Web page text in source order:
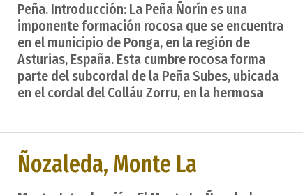
Peña. Introducción: La Peña Ñorín es una
imponente formación rocosa que se encuentra
en el municipio de Ponga, en la región de
Asturias, España. Esta cumbre rocosa forma
parte del subcordal de la Peña Subes, ubicada
en el cordal del Colláu Zorru, en la hermosa
Ñozaleda, Monte La